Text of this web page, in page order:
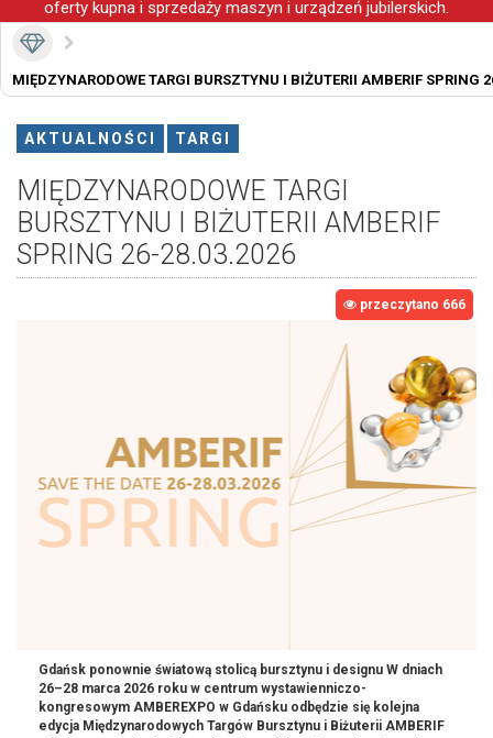
oferty kupna i sprzedaży maszyn i urządzeń jubilerskich.
MIĘDZYNARODOWE TARGI BURSZTYNU I BIŻUTERII AMBERIF SPRING
AKTUALNOŚCI TARGI
MIĘDZYNARODOWE TARGI
BURSZTYNU I BIŻUTERII AMBERIF
SPRING 26-28.03.2026
przeczytano 666
Gdańsk ponownie światową stolicą bursztynu i designu W dniach
26–28 marca 2026 roku w centrum wystawienniczo-
kongresowym AMBEREXPO w Gdańsku odbędzie się kolejna
edycja Międzynarodowych Targów Bursztynu i Biżuterii AMBERIF